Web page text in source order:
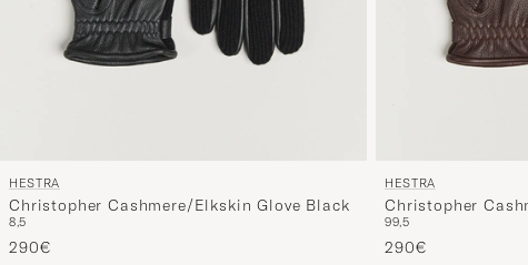
HESTRA
Christopher Cashmere/Elkskin Glove Black
8,5
290€
HESTRA
Christopher
Espresso
99,5
290€